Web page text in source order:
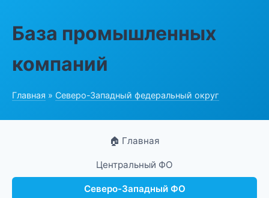
База промышленных
компаний
Главная » Северо-Западный федеральный округ
🏠 Главная
Центральный ФО
Северо-Западный ФО